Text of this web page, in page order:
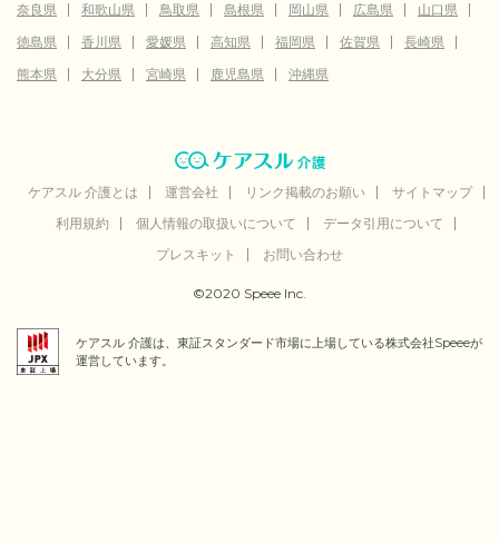
奈良県
和歌山県 鳥取県 島根県 岡山県 広島県
山口県
徳島県
香川県 愛媛県 高知県 福岡県 佐賀県
長崎県
熊本県
大分県 宮崎県 鹿児島県 沖縄県
ケアスル 介護とは 運営会社 リンク掲載のお願い
サイトマップ
利用規約
個人情報の取扱いについて
データ引用について
プレスキット
お問い合わせ
©2020 Speee Inc.
ケアスル 介護は、東証スタンダード市場に上場している株式会社Speeeが
運営しています。